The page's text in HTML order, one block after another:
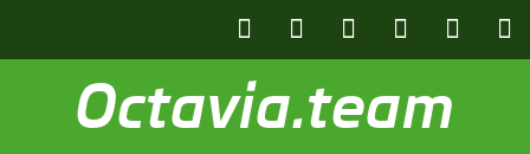
Octavia.team